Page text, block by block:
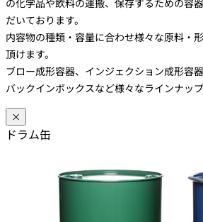
の化学品や飲料の運搬、保存するための容
だいております。
内容物の種類・容量に合わせ様々な原料・
頂けます。
ブロー成形容器、インジェクション成形容
バックインボックスなど様々なラインナッ
×
ドラム缶